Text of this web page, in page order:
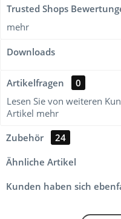
Trusted Shops
mehr
Downloads
Artikelfragen
0
Lesen Sie von weiteren
Artikel mehr
Zubehör
24
Ähnliche Artikel
Kunden haben sich